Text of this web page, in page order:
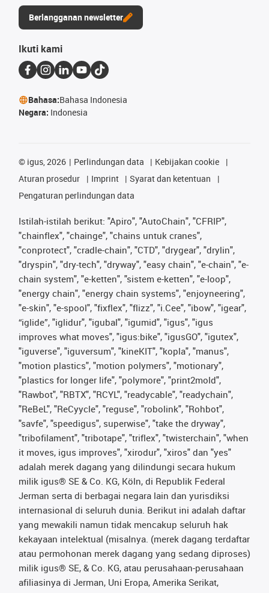
Berlangganan newsletter
Ikuti kami
Bahasa:Bahasa Indonesia
Negara: Indonesia
© igus, 2026 Perlindungan data
Kebijakan cookie
Aturan prosedur
Imprint
Syarat dan ketentuan
Pengaturan perlindungan data
Istilah-istilah berikut: "Apiro", "AutoChain", "CFRIP",
"chainflex", "chainge", "chains untuk cranes",
"conprotect", "cradle-chain", "CTD", "drygear", "drylin",
"dryspin", "dry-tech", "dryway", "easy chain", "e-chain", "e-
chain system", "e-ketten", "sistem e-ketten", "e-loop",
"energy chain", "energy chain systems", "enjoyneering",
"e-skin", "e-spool", "fixflex", "flizz", "i.Cee", "ibow", "igear",
“iglide”, "iglidur", "igubal", "igumid", "igus", "igus
improves what moves", "igus:bike", "igusGO", "igutex",
"iguverse", "iguversum", "kineKIT", "kopla", "manus",
"motion plastics", "motion polymers", "motionary",
"plastics for longer life", "polymore", "print2mold",
"Rawbot", "RBTX", "RCYL", "readycable", "readychain",
"ReBeL", "ReCyycle", "reguse", "robolink", "Rohbot",
"savfe", "speedigus", superwise", "take the dryway",
"tribofilament", "tribotape", "triflex", "twisterchain", "when
it moves, igus improves", "xirodur", "xiros" dan "yes"
adalah merek dagang yang dilindungi secara hukum
milik igus® SE & Co. KG, Köln, di Republik Federal
Jerman serta di berbagai negara lain dan yurisdiksi
internasional di seluruh dunia. Berikut ini adalah daftar
yang mewakili namun tidak mencakup seluruh hak
kekayaan intelektual (misalnya. (merek dagang terdaftar
atau permohonan merek dagang yang sedang diproses)
milik igus® SE, & Co. KG, atau perusahaan-perusahaan
afiliasinya di Jerman, Uni Eropa, Amerika Serikat,